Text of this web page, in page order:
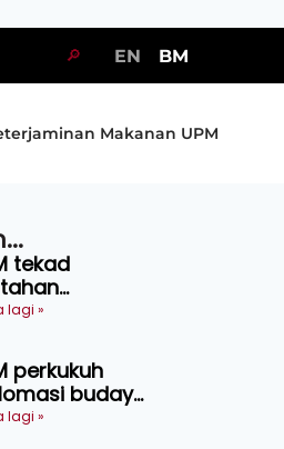
🔎 EN BM
Makanan UPM
tekad
SUKUM
emas
lagi »
perkukuh
budaya
lagi »